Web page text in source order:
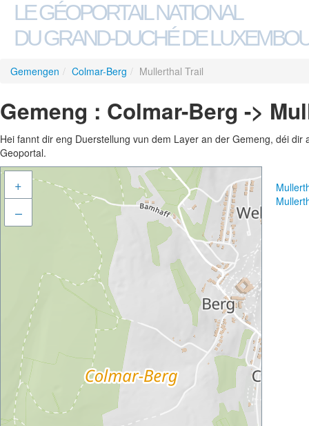
LE GÉOPORTAIL NATIONAL
DU GRAND-DUCHÉ DE
Gemengen / Colmar-Berg / Mullerthal Trail
Gemeng : Colmar-Berg ->
Hei fannt dir eng Duerstellung vun dem Layer an der Gemeng, déi
Geoportal.
+
–